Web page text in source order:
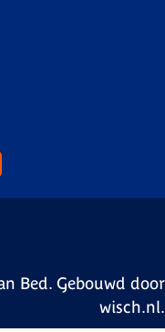
Bed. Gebouwd door
wisch.nl.